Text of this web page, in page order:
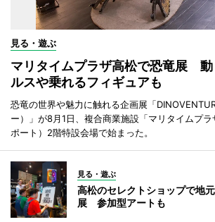
見る・遊ぶ
マリタイムプラザ高松で恐竜展 動
ルスや乗れるフィギュアも
恐竜の世界や魅力に触れる企画展「
ー）」が8月1日、複合商業施設「マリタイムプ
ポート）2階特設会場で始まった。
見る・遊ぶ
高松のセレクトショップで地
展 参加型アートも